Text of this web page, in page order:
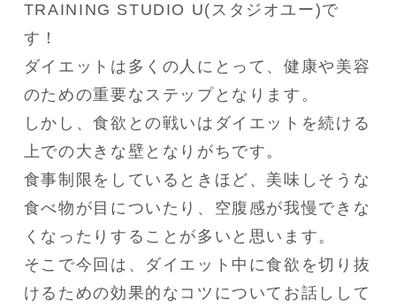
TRAINING STUDIO U(スタジオユー)で
す！
ダイエットは多くの人にとって、健康や美容
のための重要なステップとなります。
しかし、食欲との戦いはダイエットを続ける
上での大きな壁となりがちです。
食事制限をしているときほど、美味しそうな
食べ物が目についたり、空腹感が我慢できな
くなったりすることが多いと思います。
そこで今回は、ダイエット中に食欲を切り抜
けるための効果的なコツについてお話しして